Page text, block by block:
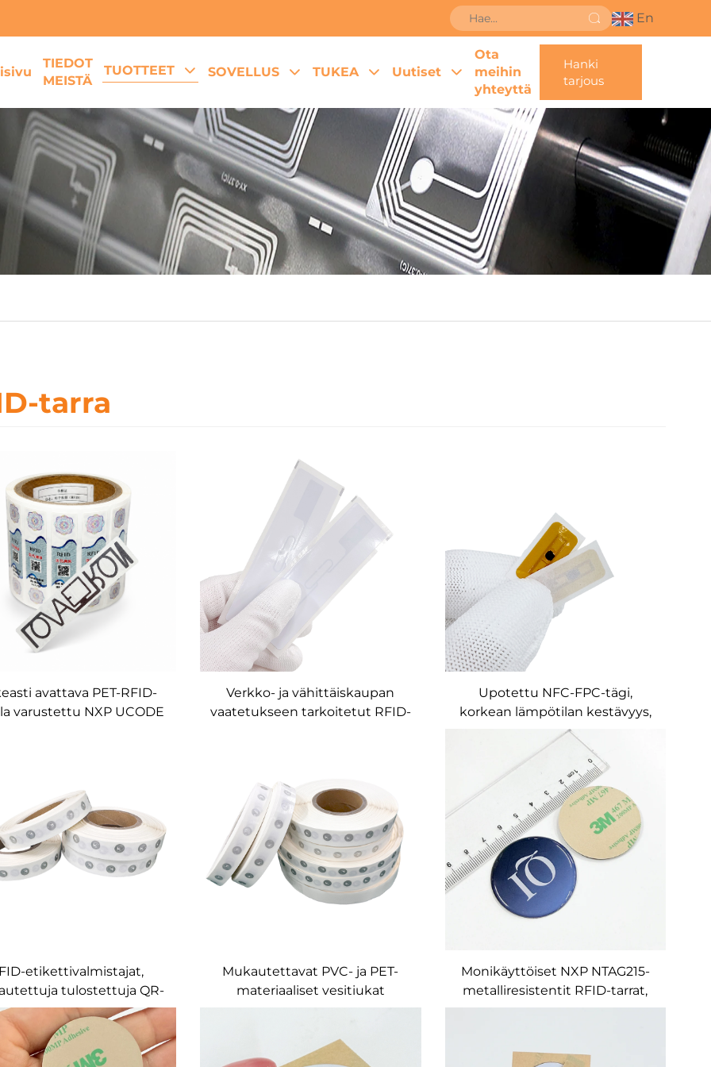
En
TIEDOT
MEISTÄ
TUOTTEET SOVELLUS TUKEA Uutiset
Ota
meihin
yhteyttä
Hanki
tarjous
tarra
avattava PET-RFID-
varustettu NXP UCODE
merkintä
Verkko- ja vähittäiskaupan
vaatetukseen tarkoitetut RFID-
inlay-tarra vaatetusvaraston
inventointijärjestelmää varten
Upotettu NFC-FPC-tägi,
korkean lämpötilan kestävyys,
NTAG216-RFID-tägit
etikettivalmistajat,
tulostettuja QR-
ja viivakoodietikettejä,
liimaus, NFC-etiketit, 15
mm:n pienikokoinen
Mukautettavat PVC- ja PET-
materiaaliset vesitiukat
ohjelmoitavat passiiviset HF
NTAG216) varastonhallintaan
Monikäyttöiset NXP NTAG215-
metalliresistentit RFID-tarrat,
pyöreät, halkaisija 30 mm, 504